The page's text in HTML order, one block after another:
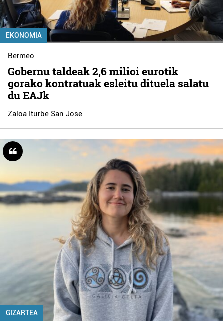
EKONOMIA
Bermeo
Gobernu taldeak 2,6 milioi eurotik
gorako kontratuak esleitu dituela salatu
du EAJk
Zaloa Iturbe San Jose
GIZARTEA